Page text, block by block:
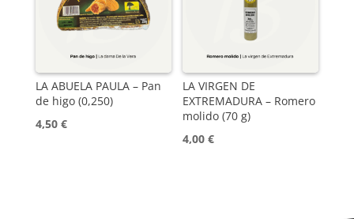
LA ABUELA PAULA – Pan
de higo (0,250)
4,50 €
LA VIRGEN DE
EXTREMADURA – Romero
molido (70 g)
4,00€